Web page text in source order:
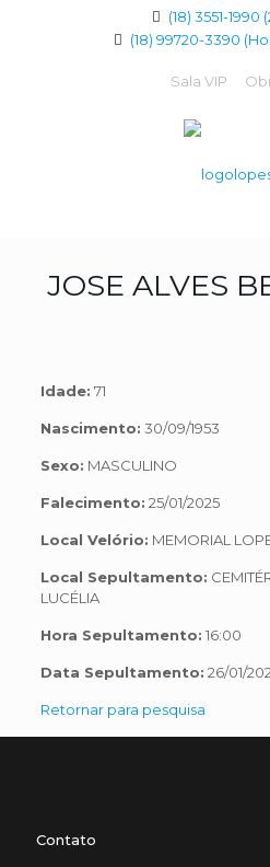
(18) 3551-1990
(18) 99720-3390
Sala VIP
JOSE ALVES
Idade: 71
Nascimento: 30/09/1953
Sexo: MASCULINO
Falecimento: 25/01/2025
Local Velório: MEMORIAL
Local Sepultamento:
LUCÉLIA
Hora Sepultamento: 16:00
Data Sepultamento: 26/01/
Retornar para pesquisa
Contato